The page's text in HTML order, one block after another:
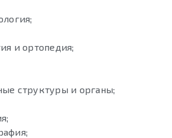
и ортопедия;
структуры и органы;